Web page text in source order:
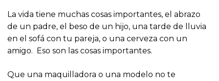
La vida tiene muchas cosas importantes, el abrazo
de un padre, el beso de un hijo, una tarde de lluvia
en el sofá con tu pareja, o una cerveza con un
amigo. Eso son las cosas importantes.
Que una maquilladora o una modelo no te